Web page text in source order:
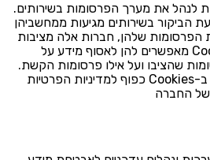
לנהל את מערך הפרסומות בשירותים.
הביקור בשירותים מגיעות ממחשביהן
הפרסומות שלהן, חברות אלה מציבות
Cookies במחשבך. ה-Cookies מאפשרים להן לאסוף מידע על
שהציבו ועל אילו פרסומות הקשת.
השימוש שחברות אלה עושות ב-Cookies כפוף למדיניות הפרטיות
של החברה